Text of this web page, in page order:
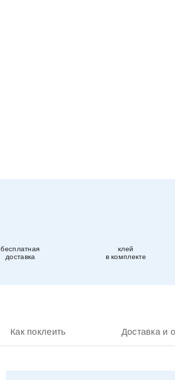
бесплатная
доставка
клей
в комплекте
Как поклеить Доставка и